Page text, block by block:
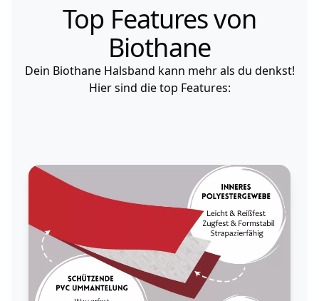
Top Features von
Biothane
Dein Biothane Halsband kann mehr als du denkst!
Hier sind die top Features: